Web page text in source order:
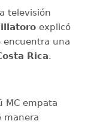
televisión
explicó
encuentra una
Rica.
MC empata
manera